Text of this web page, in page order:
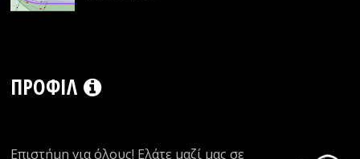
ΠΡΟΦΊΛ
Επιστήμη για όλους! Ελάτε μαζί μας σε